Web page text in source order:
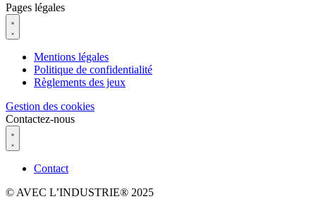
Pages légales
Mentions légales
Politique de confidentialité
Règlements des jeux
Gestion des cookies
Contactez-nous
Contact
© AVEC L’INDUSTRIE® 2025